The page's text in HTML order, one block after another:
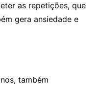
as repetições, que
gera ansiedade e
também